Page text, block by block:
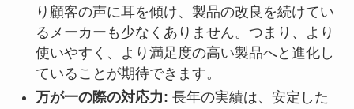
り顧客の声に耳を傾け、製品の改良を続けてい
るメーカーも少なくありません。つまり、より
使いやすく、より満足度の高い製品へと進化し
ていることが期待できます。
万が一の際の対応力: 長年の実績は、安定した